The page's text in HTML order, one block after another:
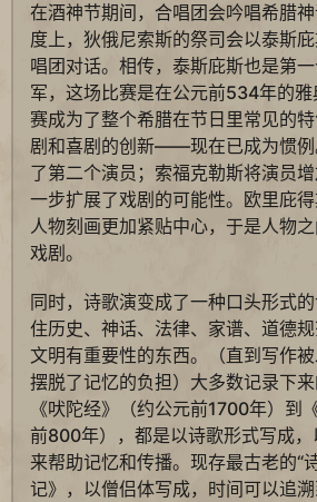
在酒神节期间，合唱团会吟唱希腊
度上，狄俄尼索斯的祭司会以泰斯
唱团对话。相传，泰斯庇斯也是第
军，这场比赛是在公元前534年的
赛成为了整个希腊在节日里常见的
剧和喜剧的创新——现在已成为惯例
了第二个演员；索福克勒斯将演员
一步扩展了戏剧的可能性。欧里庇得
人物刻画更加紧贴中心，于是人物
戏剧。
同时，诗歌演变成了一种口头形式
住历史、神话、法律、家谱、道德
文明有重要性的东西。（直到写作
摆脱了记忆的负担）大多数记录下
《吠陀经》（约公元前1700年）到
前800年），都是以诗歌形式写成
来帮助记忆和传播。现存最古老的“
记》，以僧侣体写成，时间可以追